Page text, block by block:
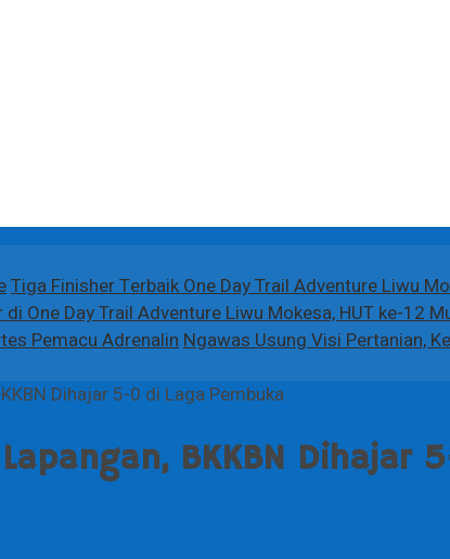
Tiga Finisher Terbaik One Day Trail Adventure Liwu
One Day Trail Adventure Liwu Mokesa, HUT ke-12
Pemacu AdrenalinNgawas Usung Visi Pertanian,
Dihajar 5-0 di Laga Pembuka
BKKBN Dihajar